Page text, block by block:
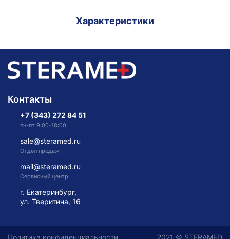
Характеристики
Контакты
+7 (343) 272 84 51
пн-пт 9:00-18:00
sale@steramed.ru
Отдел продаж
mail@steramed.ru
Сервисный центр
г. Екатеринбург,
ул. Тверитина, 16